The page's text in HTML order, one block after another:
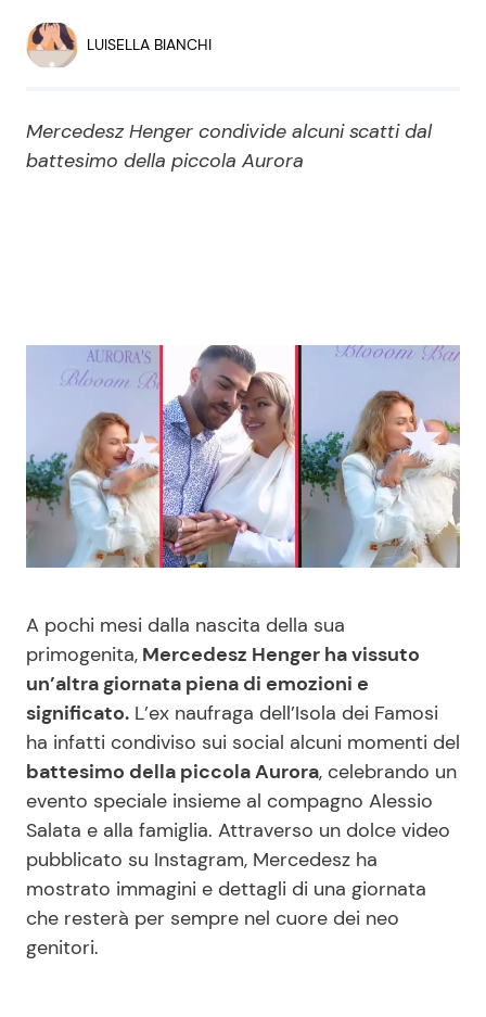
Economia
Politica Reality e Talent
News Musica
News Spettacolo
Benessere
Moda e Style
Mondo Mamma
News benessere
Salute
Viaggi e Turismo
Festività
Cucina e Ricette
Dolci
Le Ricette in TV
Primi Piatti
Ricette Facili e Veloci
Ricette Feste
LUISELLA BIANCHI
Mercedesz Henger condivide alcuni scatti dal
battesimo della piccola Aurora
A pochi mesi dalla nascita della sua
primogenita, Mercedesz Henger ha vissuto
un’altra giornata piena di emozioni e
significato. L’ex naufraga dell’Isola dei Famosi
ha infatti condiviso sui social alcuni momenti del
battesimo della piccola Aurora, celebrando un
evento speciale insieme al compagno Alessio
Salata e alla famiglia. Attraverso un dolce video
pubblicato su Instagram, Mercedesz ha
mostrato immagini e dettagli di una giornata
che resterà per sempre nel cuore dei neo
genitori.